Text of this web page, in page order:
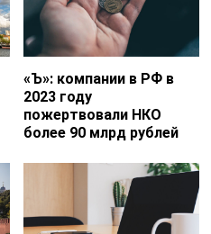
«Ъ‎»: компании в РФ в
2023 году
пожертвовали НКО
более 90 млрд рублей